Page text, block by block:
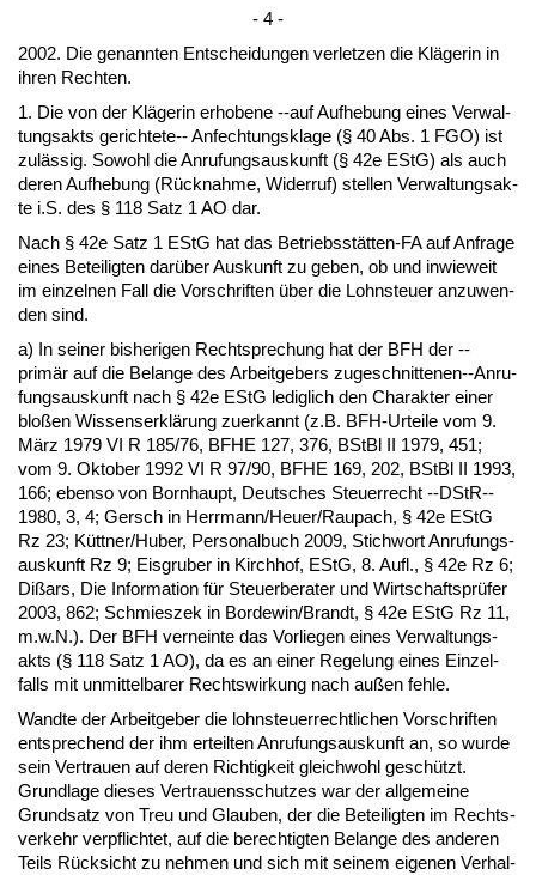
- 4 -
2002. Die ge­nann­ten Ent­schei­dun­gen ver­let­zen die Kläge­rin in
ih­ren Rech­ten.
1. Die von der Kläge­rin er­ho­be­ne --auf Auf­he­bung ei­nes Ver­wal­
tungs­akts ge­rich­te­te-- An­fech­tungs­kla­ge (§ 40 Abs. 1 FGO) ist
zulässig. So­wohl die An­ru­fungs­aus­kunft (§ 42e EStG) als auch
de­ren Auf­he­bung (Rück­nah­me, Wi­der­ruf) stel­len Ver­wal­tungs­ak­
te i.S. des § 118 Satz 1 AO dar.
Nach § 42e Satz 1 EStG hat das Be­triebsstätten-FA auf An­fra­ge
ei­nes Be­tei­lig­ten darüber Aus­kunft zu ge­ben, ob und in­wie­weit
im ein­zel­nen Fall die Vor­schrif­ten über die Lohn­steu­er an­zu­wen­
den sind.
a) In sei­ner bis­he­ri­gen Recht­spre­chung hat der BFH der --
primär auf die Be­lan­ge des Ar­beit­ge­bers zu­ge­schnit­te­nen--An­ru­
fungs­aus­kunft nach § 42e EStG le­dig­lich den Cha­rak­ter ei­ner
bloßen Wis­sens­erklärung zu­er­kannt (z.B. BFH-Ur­tei­le vom 9.
März 1979 VI R 185/76, BFHE 127, 376, BSt­Bl II 1979, 451;
vom 9. Ok­to­ber 1992 VI R 97/90, BFHE 169, 202, BSt­Bl II 1993,
166; eben­so von Born­haupt, Deut­sches Steu­er­recht --DStR--
1980, 3, 4; Gersch in Herr­mann/Heu­er/Rau­pach, § 42e EStG
Rz 23; Kütt­ner/Hu­ber, Per­so­nal­buch 2009, Stich­wort An­ru­fungs­
aus­kunft Rz 9; Eis­gru­ber in Kirch­hof, EStG, 8. Aufl., § 42e Rz 6;
Dißars, Die In­for­ma­ti­on für Steu­er­be­ra­ter und Wirt­schafts­prüfer
2003, 862; Schmies­zek in Bor­de­win/Brandt, § 42e EStG Rz 11,
m.w.N.). Der BFH ver­nein­te das Vor­lie­gen ei­nes Ver­wal­tungs­
akts (§ 118 Satz 1 AO), da es an ei­ner Re­ge­lung ei­nes Ein­zel­
falls mit un­mit­tel­ba­rer Rechts­wir­kung nach außen feh­le.
Wand­te der Ar­beit­ge­ber die lohn­steu­er­recht­li­chen Vor­schrif­ten
ent­spre­chend der ihm er­teil­ten An­ru­fungs­aus­kunft an, so wur­de
sein Ver­trau­en auf de­ren Rich­tig­keit gleich­wohl geschützt.
Grund­la­ge die­ses Ver­trau­ens­schut­zes war der all­ge­mei­ne
Grund­satz von Treu und Glau­ben, der die Be­tei­lig­ten im Rechts­
ver­kehr ver­pflich­tet, auf die be­rech­tig­ten Be­lan­ge des an­de­ren
Teils Rück­sicht zu neh­men und sich mit sei­nem ei­ge­nen Ver­hal­